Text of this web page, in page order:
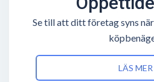
Se till att ditt företag syns
LÄS MER